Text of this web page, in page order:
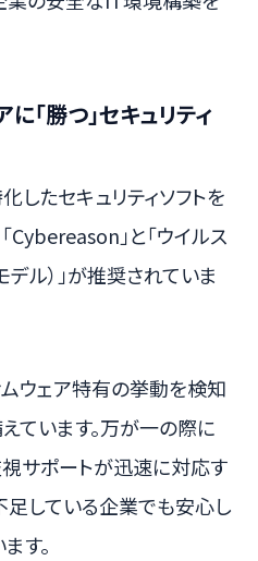
「勝つ」セキュリティ
したセキュリティソフトを
Cybereason」と「ウイルス
ル）」が推奨されていま
ウェア特有の挙動を検知
ています。万が一の際に
視サポートが迅速に対応す
足している企業でも安心し
す。